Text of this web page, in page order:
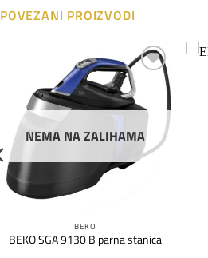
POVEZANI PROIZVODI
listu
želja
NEMA NA ZALIHAMA
BEKO
BEKO SGA 9130 B parna stanica